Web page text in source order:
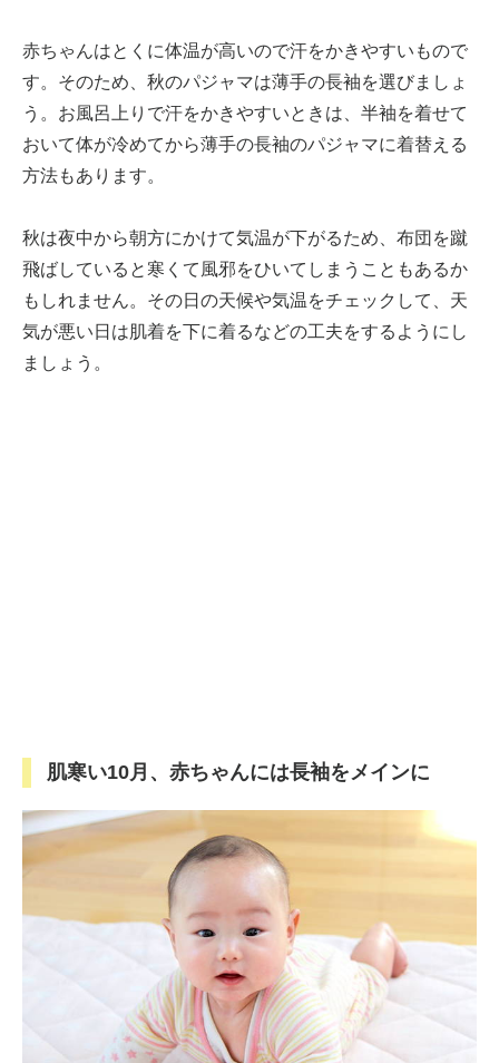
赤ちゃんはとくに体温が高いので汗をかきやすいもので
す。そのため、秋のパジャマは薄手の長袖を選びましょ
う。お風呂上りで汗をかきやすいときは、半袖を着せて
おいて体が冷めてから薄手の長袖のパジャマに着替える
方法もあります。
秋は夜中から朝方にかけて気温が下がるため、布団を蹴
飛ばしていると寒くて風邪をひいてしまうこともあるか
もしれません。その日の天候や気温をチェックして、天
気が悪い日は肌着を下に着るなどの工夫をするようにし
ましょう。
肌寒い10月、赤ちゃんには長袖をメインに